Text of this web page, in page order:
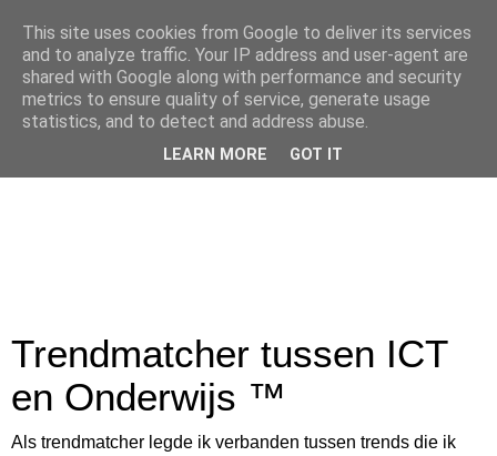
Trendmatcher tussen ICT
en Onderwijs ™
Als trendmatcher legde ik verbanden tussen trends die ik
This site uses cookies from Google to deliver its services
and to analyze traffic. Your IP address and user-agent are
shared with Google along with performance and security
metrics to ensure quality of service, generate usage
statistics, and to detect and address abuse.
LEARN MORE GOT IT